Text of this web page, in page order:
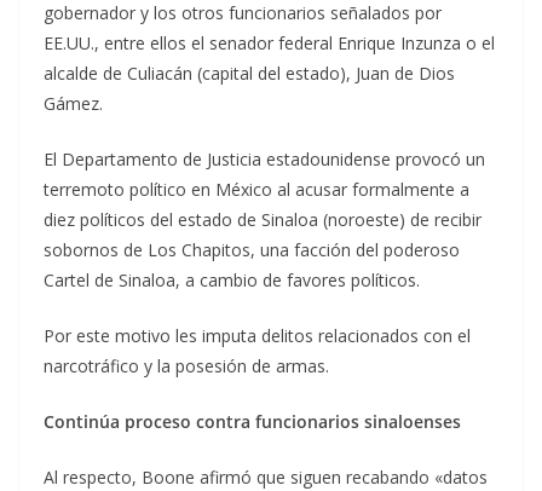
gobernador y los otros funcionarios señalados por
EE.UU., entre ellos el senador federal Enrique Inzunza o el
alcalde de Culiacán (capital del estado), Juan de Dios
Gámez.
El Departamento de Justicia estadounidense provocó un
terremoto político en México al acusar formalmente a
diez políticos del estado de Sinaloa (noroeste) de recibir
sobornos de Los Chapitos, una facción del poderoso
Cartel de Sinaloa, a cambio de favores políticos.
Por este motivo les imputa delitos relacionados con el
narcotráfico y la posesión de armas.
Continúa proceso contra funcionarios sinaloenses
Al respecto, Boone afirmó que siguen recabando «datos